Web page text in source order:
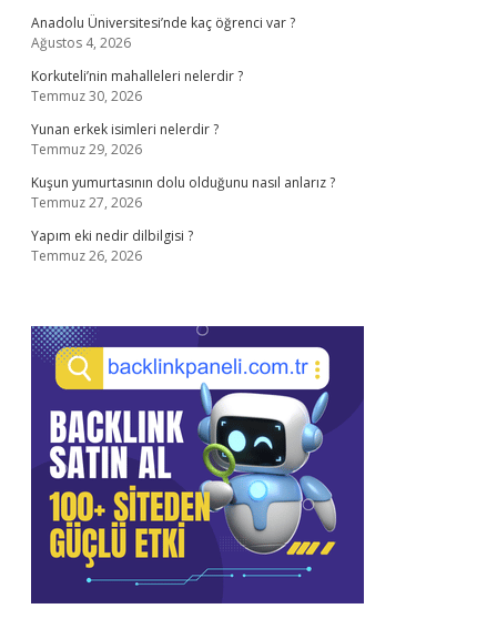
Anadolu Üniversitesi’nde kaç öğrenci var ?
Ağustos 4, 2026
Korkuteli’nin mahalleleri nelerdir ?
Temmuz 30, 2026
Yunan erkek isimleri nelerdir ?
Temmuz 29, 2026
Kuşun yumurtasının dolu olduğunu nasıl anlarız ?
Temmuz 27, 2026
Yapım eki nedir dilbilgisi ?
Temmuz 26, 2026